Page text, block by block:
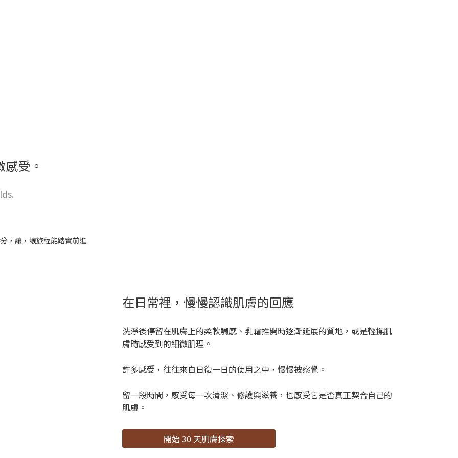
受。
在日常裡，慢慢認識肌膚的回應
洗淨後停留在肌膚上的柔軟觸感、乳霜推開時逐漸延展的質地，或是輕撫肌
膚時感受到的細微肌理。
許多感受，往往來自日復一日的使用之中，慢慢被察覺。
留一段時間，感受每一次清潔、修護與滋養，也感受它是否真正契合自己的
肌膚。
開始 30 天肌膚探索